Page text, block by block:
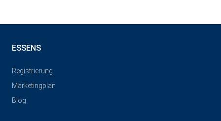
ESSENS
Registrierung
Marketingplan
Blog